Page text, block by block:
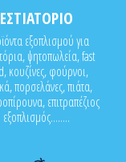
ΕΣΤΙΑΤΟΡΙΟ
εξοπλισμού για
ψητοπωλεία, fast
κουζίνες, φούρνοι,
πορσελάνες, πιάτα,
επιτραπέζιος
εξοπλισμός........